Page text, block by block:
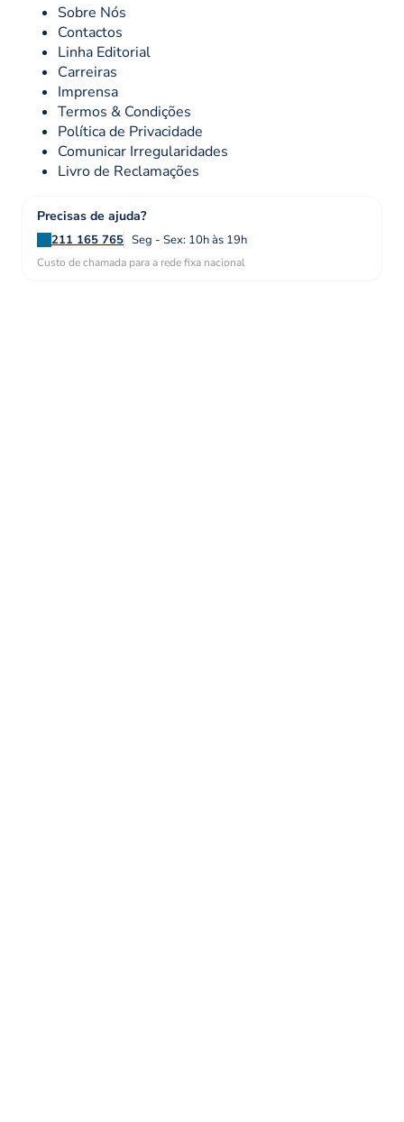
Sobre Nós
Contactos
Linha Editorial
Carreiras
Imprensa
Termos & Condições
Política de Privacidade
Comunicar Irregularidades
Livro de Reclamações
Precisas de ajuda?
211 165 765 Seg - Sex: 10h às 19h
Custo de chamada para a rede fixa nacional